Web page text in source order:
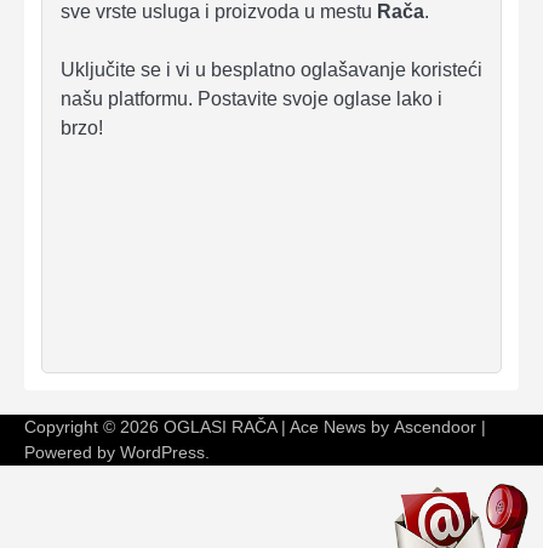
sve vrste usluga i proizvoda u mestu Rača.
Uključite se i vi u besplatno oglašavanje koristeći
našu platformu. Postavite svoje oglase lako i
brzo!
Copyright © 2026 OGLASI RAČA| Ace News by Ascendoor |
Powered by WordPress.